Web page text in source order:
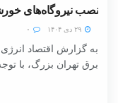
نصب نیروگاه‌های خورشیدی در ۳۰
به گزارش اقتصاد انرژی
برق تهران بزرگ، با